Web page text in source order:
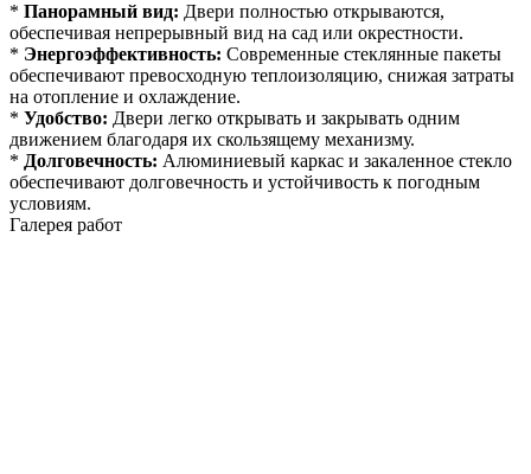
* Панорамный вид: Двери полностью открываются,
обеспечивая непрерывный вид на сад или окрестности.
* Энергоэффективность: Современные стеклянные пакеты
обеспечивают превосходную теплоизоляцию, снижая затраты
на отопление и охлаждение.
* Удобство: Двери легко открывать и закрывать одним
движением благодаря их скользящему механизму.
* Долговечность: Алюминиевый каркас и закаленное стекло
обеспечивают долговечность и устойчивость к погодным
условиям.
Галерея работ